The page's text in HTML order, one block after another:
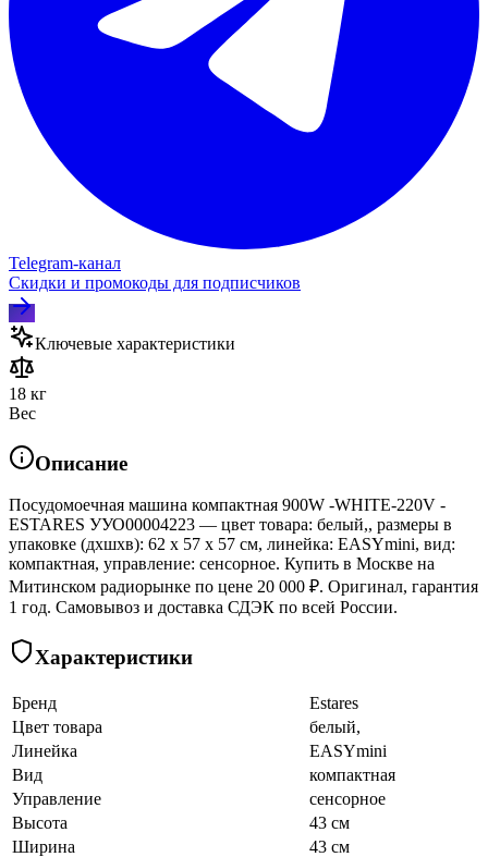
Telegram‑канал
Скидки и промокоды для подписчиков
Ключевые характеристики
18 кг
Вес
Описание
Посудомоечная машина компактная 900W -WHITE-220V -
ESTARES УУО00004223 — цвет товара: белый,, размеры в
упаковке (дхшхв): 62 x 57 x 57 см, линейка: EASYmini, вид:
компактная, управление: сенсорное. Купить в Москве на
Митинском радиорынке по цене 20 000 ₽. Оригинал, гарантия
1 год. Самовывоз и доставка СДЭК по всей России.
Характеристики
Бренд
Estares
Цвет товара
белый,
Линейка
EASYmini
Вид
компактная
Управление
сенсорное
Высота
43 см
Ширина
43 см